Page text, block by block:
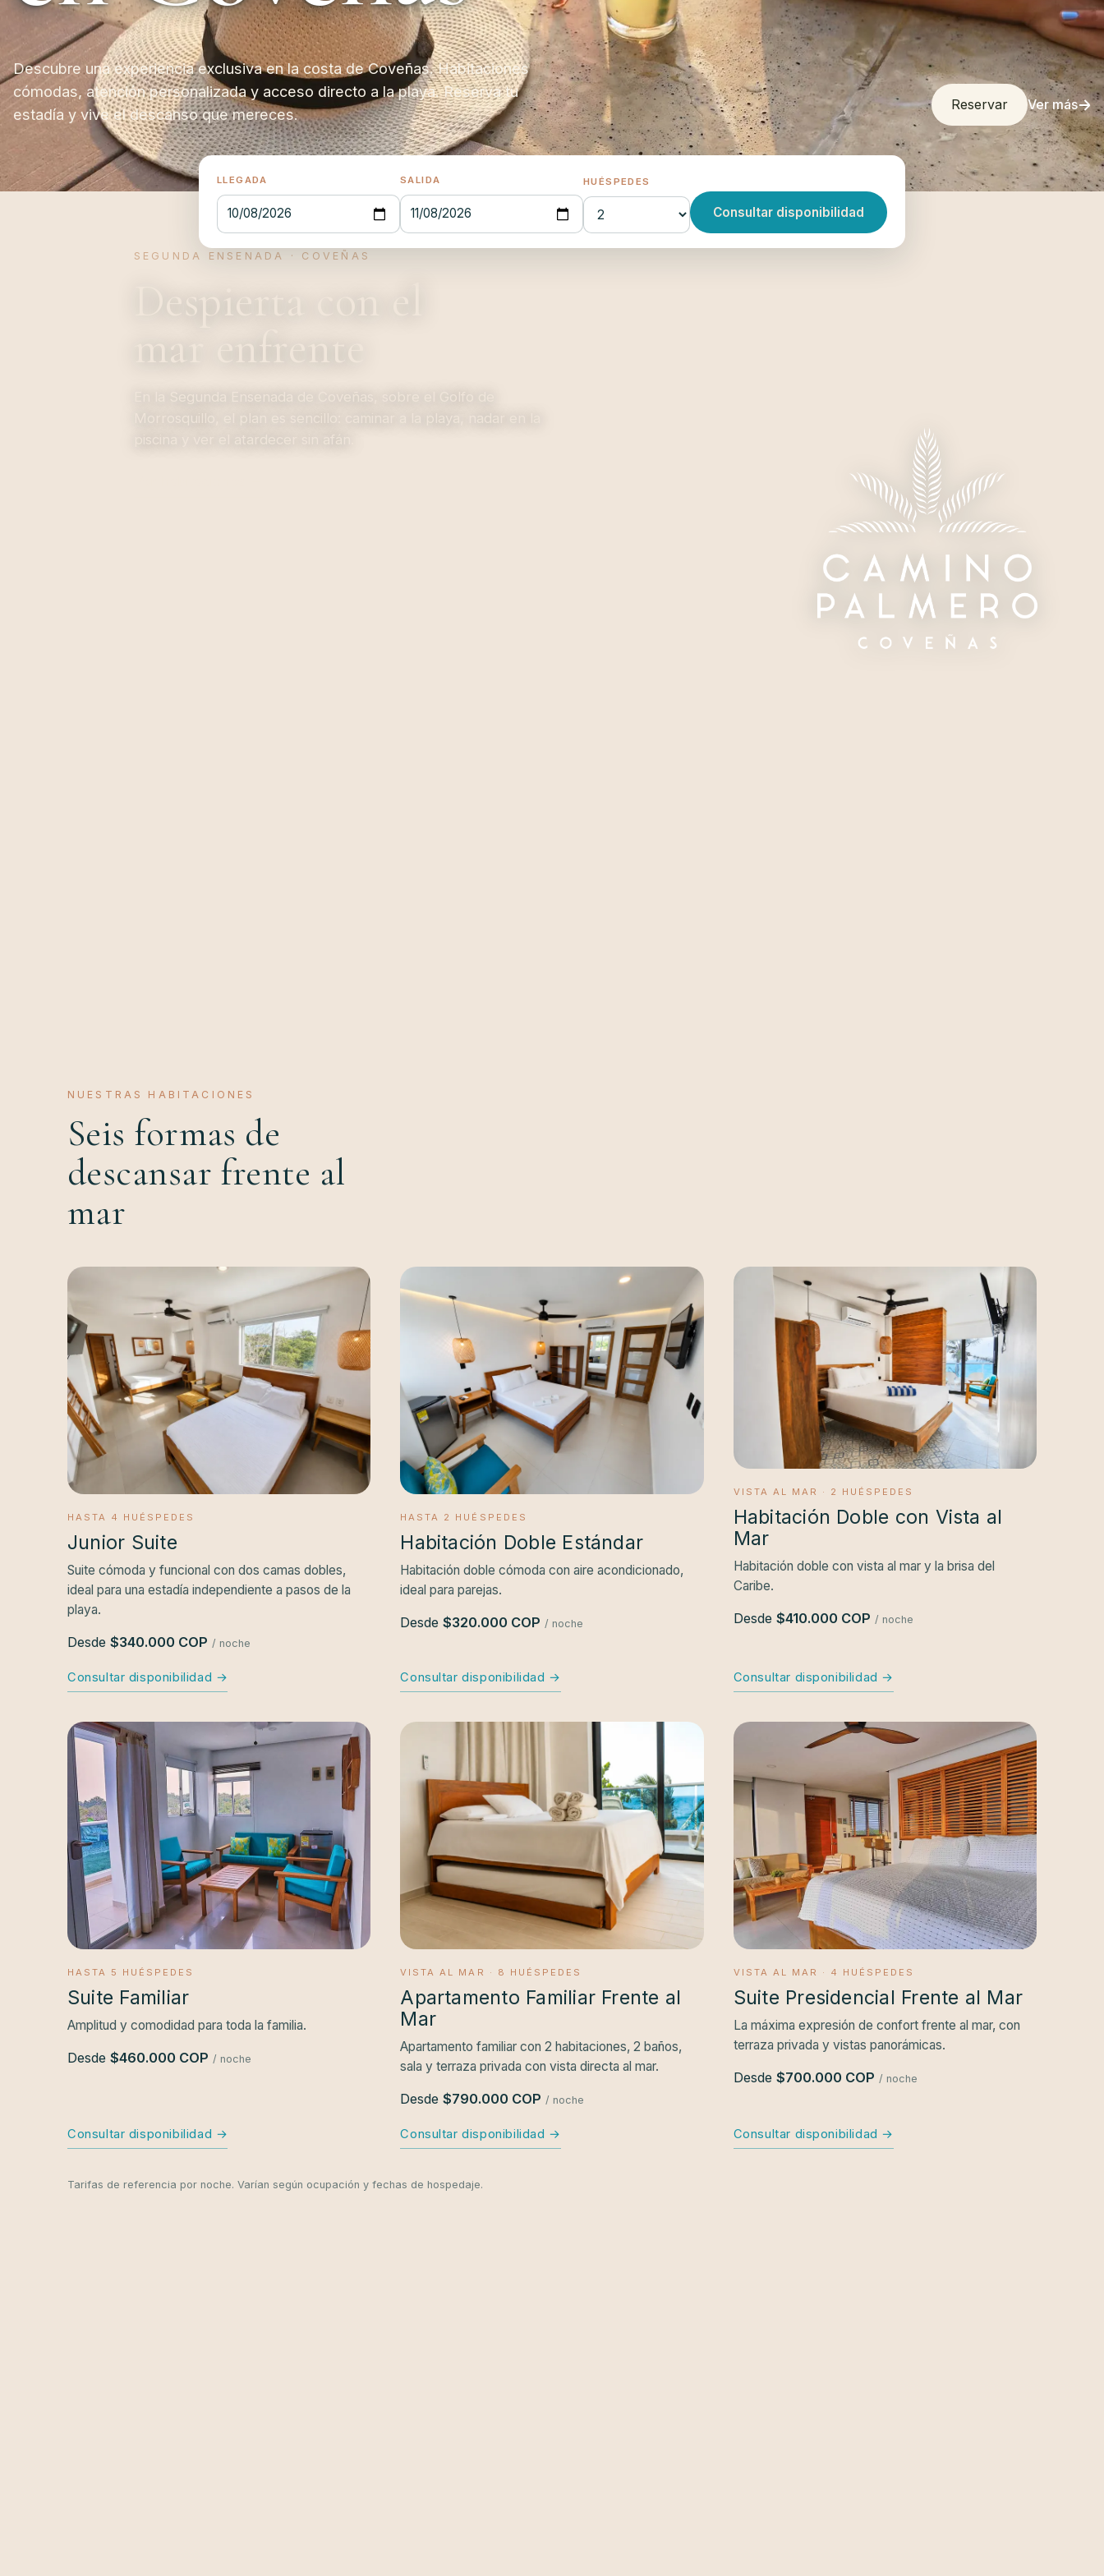
Descubre una experiencia exclusiva en la costa de Coveñas. Habitaciones
cómodas, atención personalizada y acceso directo a la playa. Reserva tu
estadía y vive el descanso que mereces.
Reservar Ver más
LLEGADA
10/08/2026
SALIDA
11/08/2026
HUÉSPEDES
Consultar disponibilidad
SEGUNDA ENSENADA · COVEÑAS
Despierta con el
mar enfrente
En la Segunda Ensenada de Coveñas, sobre el Golfo de
Morrosquillo, el plan es sencillo: caminar a la playa, nadar en la
piscina y ver el atardecer sin afán.
NUESTRAS HABITACIONES
Seis formas de
descansar frente al
mar
HASTA 4 HUÉSPEDES
Junior Suite
Suite cómoda y funcional con dos camas dobles,
ideal para una estadía independiente a pasos de la
playa.
Desde $340.000 COP / noche
Consultar disponibilidad →
HASTA 2 HUÉSPEDES
Habitación Doble Estándar
Habitación doble cómoda con aire acondicionado,
ideal para parejas.
Desde$320.000 COP / noche
Consultar disponibilidad →
VISTA AL MAR · 2 HUÉSPEDES
Habitación Doble con Vista al
Mar
Habitación doble con vista al mar y la brisa del
Caribe.
Desde $410.000 COP / noche
Consultar disponibilidad →
HASTA 5 HUÉSPEDES
Suite Familiar
Amplitud y comodidad para toda la familia.
Desde $460.000 COP / noche
Consultar disponibilidad →
VISTA AL MAR · 8 HUÉSPEDES
Apartamento Familiar Frente al
Mar
Apartamento familiar con 2 habitaciones, 2 baños,
sala y terraza privada con vista directa al mar.
Desde$790.000 COP / noche
Consultar disponibilidad →
VISTA AL MAR · 4 HUÉSPEDES
Suite Presidencial Frente al Mar
La máxima expresión de confort frente al mar, con
terraza privada y vistas panorámicas.
Desde $700.000 COP / noche
Consultar disponibilidad →
Tarifas de referencia por noche. Varían según ocupación y fechas de hospedaje.